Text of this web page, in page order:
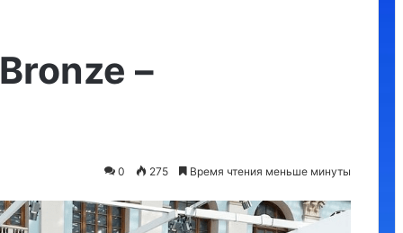
–
0 275 Время чтения меньше минуты
обязательные
Утконос